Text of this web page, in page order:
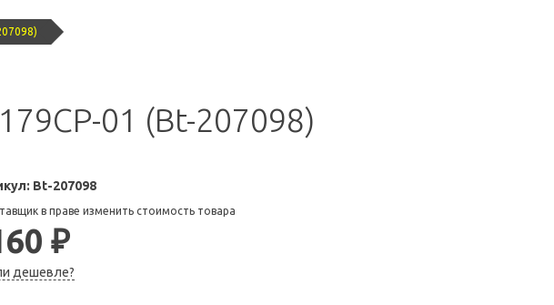
01 (Bt-207098)
Bt-207098
в праве изменить стоимость товара
₽
дешевле?